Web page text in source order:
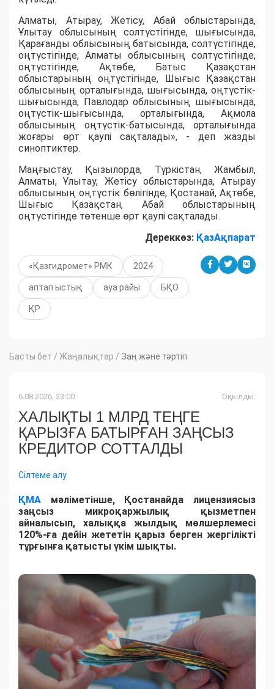
Алматы, Атырау, Жетісу, Абай облыстарында,
Ұлытау облысының солтүстігінде, шығысында,
Қарағанды облысының батысында, солтүстігінде,
оңтүстігінде, Алматы облысының солтүстігінде,
оңтүстігінде, Ақтөбе, Батыс Қазақстан
облыстарының оңтүстігінде, Шығыс Қазақстан
облысының орталығында, шығысында, оңтүстік-
шығысында, Павлодар облысының шығысында,
оңтүстік-шығысында, орталығында, Ақмола
облысының оңтүстік-батысында, орталығында
жоғары өрт қаупі сақталады», - деп жазды
синоптиктер.
Маңғыстау, Қызылорда, Түркістан, Жамбыл,
Алматы, Ұлытау, Жетісу облыстарында, Атырау
облысының оңтүстік бөлігінде, Қостанай, Ақтөбе,
Шығыс Қазақстан, Абай облыстарының
оңтүстігінде төтенше өрт қаупі сақталады.
Дереккөз: ҚазАқпарат
«Қазгидромет» РМК 2024
аптап ыстық ауа райы БҚО
ҚР
Басты бет / Жаңалықтар / Заң және тәртіп
6.08.2026, 23:00 Оқылды:
ХАЛЫҚТЫ 1 МЛРД ТЕҢГЕ
ҚАРЫЗҒА БАТЫРҒАН ЗАҢСЫЗ
КРЕДИТОР СОТТАЛДЫ
Сілтеме алу
ҚМА мәліметінше, Қостанайда лицензиясыз
заңсыз микроқаржылық қызметпен
айналысып, халыққа жылдық мөлшерлемесі
120%-ға дейін жететін қарыз берген жергілікті
тұрғынға қатысты үкім шықты.